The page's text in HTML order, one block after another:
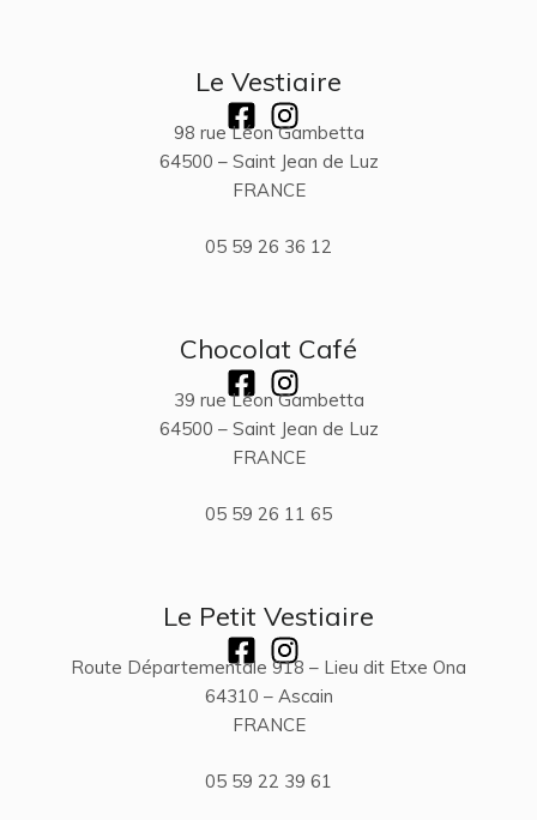
Le Vestiaire
98 rue Léon Gambetta
64500 – Saint Jean de Luz
FRANCE
05 59 26 36 12
Chocolat Café
39 rue Léon Gambetta
64500 – Saint Jean de Luz
FRANCE
05 59 26 11 65
Le Petit Vestiaire
Route Départementale 918 – Lieu dit Etxe Ona
64310 – Ascain
FRANCE
05 59 22 39 61